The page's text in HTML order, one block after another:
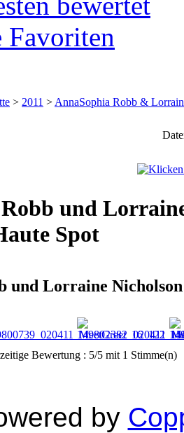
Favoriten
> 2011 > AnnaSophia Robb &
und
Spot
und Lorraine
Bewertung : 5/5 mit 1 Stimme(n)
by